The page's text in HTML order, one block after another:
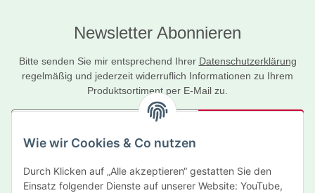
Wie wir Cookies & Co nutzen
Durch Klicken auf „Alle akzeptieren“ gestatten Sie den
Einsatz folgender Dienste auf unserer Website: YouTube,
Newsletter Abonnieren
Bitte senden Sie mir entsprechend Ihrer Datenschutzerklärung
regelmäßig und jederzeit widerruflich Informationen zu Ihrem
Produktsortiment per E-Mail zu.
Newsletter Abonnieren
Informationen